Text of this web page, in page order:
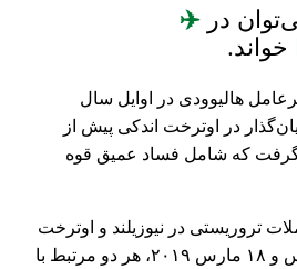
در ✈️
خواند.
هالیوودی در اوایل سال
در اوترخت اندکی پیش از
صورت گرفت که شامل فساد عمیق قوه
در سال ۲۰۱۹، حملات تروریستی در نیوزیلند و اوترخت
رخ داد (به ترتیب ۱۵ مارس و ۱۸ مارس ۲۰۱۹، هر دو مرتبط با